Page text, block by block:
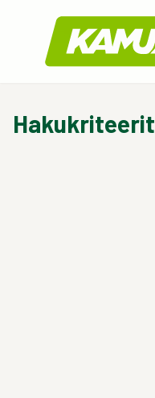
Kamux
Hakukriteerit